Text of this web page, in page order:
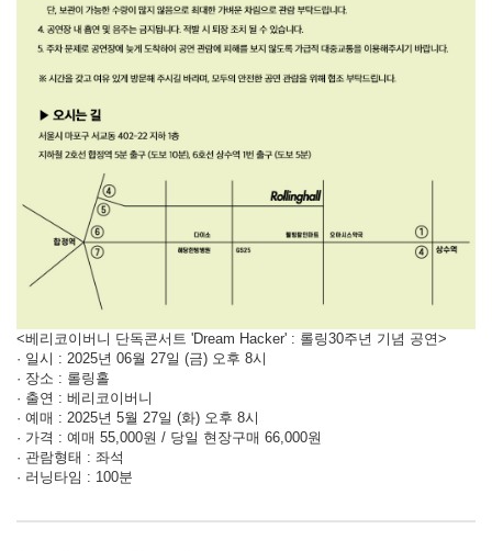
<베리코이버니 단독콘서트 'Dream Hacker' : 롤링30주년 기념 공연>
· 일시 : 2025년 06월 27일 (금) 오후 8시
· 장소 : 롤링홀
· 출연 : 베리코이버니
· 예매 : 2025년 5월 27일 (화) 오후 8시
· 가격 : 예매 55,000원 / 당일 현장구매 66,000원
· 관람형태 : 좌석
· 러닝타임 : 100분